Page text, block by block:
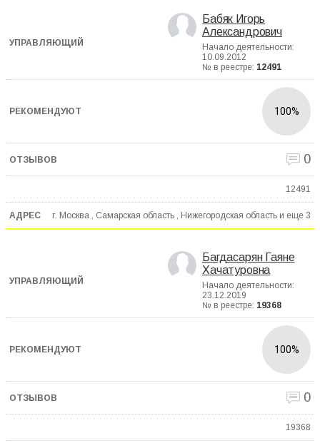
Бабяк Игорь
Александрович
Начало деятельности:
10.09.2012
№ в реестре: 12491
100%
0
12491
г. Москва , Самарская область , Нижегородская область и еще 3
Багдасарян Гаяне
Хачатуровна
Начало деятельности:
23.12.2019
№ в реестре: 19368
100%
0
19368